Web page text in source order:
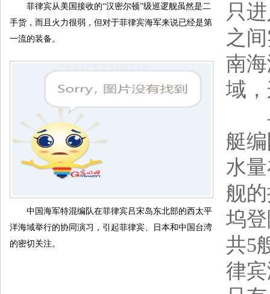
菲律宾从美国接收的“汉密尔顿”级巡逻舰虽然是二
手货，而且火力很弱，但对于菲律宾海军来说已经是第
一流的装备。
中国海军特混编队在菲律宾吕宋岛东北部的西太平
洋海域举行的协同演习，引起菲律宾、日本和中国台湾
的密切关注。
只
之
南
域
单
艇
水
舰
坞
共5
律